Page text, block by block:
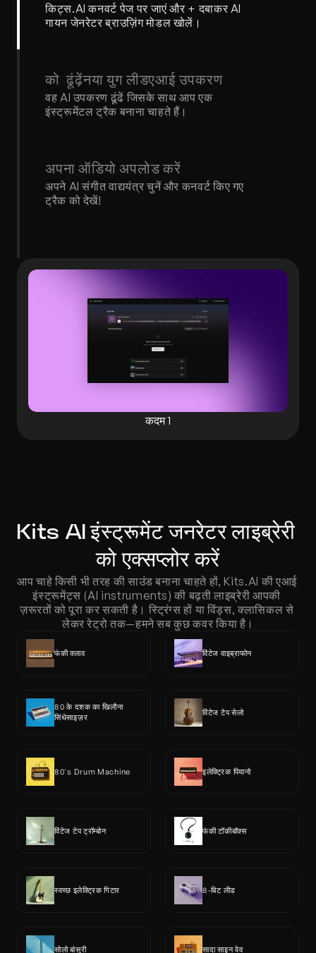
किट्स.AI कनवर्ट पेज पर जाएं और + दबाकर AI
गायन जेनरेटर ब्राउज़िंग मोडल खोलें।
को  ढूंढ़ेंनया युग लीडएआई उपकरण
वह AI उपकरण ढूंढें जिसके साथ आप एक
इंस्ट्रूमेंटल ट्रैक बनाना चाहते हैं।
अपना ऑडियो अपलोड करें
अपने AI संगीत वाद्ययंत्र चुनें और कनवर्ट किए गए
ट्रैक को देखें!
कदम 1
Kits AI इंस्ट्रूमेंट जनरेटर लाइब्रेरी
को एक्सप्लोर करें
आप चाहे किसी भी तरह की साउंड बनाना चाहते हों, Kits.AI की एआई
इंस्ट्रूमेंट्स (AI instruments) की बढ़ती लाइब्रेरी आपकी
ज़रूरतों को पूरा कर सकती है। स्ट्रिंग्स हों या विंड्स, क्लासिकल से
लेकर रेट्रो तक—हमने सब कुछ कवर किया है।
फंकी क्लाव विंटेज वाइब्राफोन
80 के दशक का खिलौना
सिंथेसाइज़र
विंटेज टेप सेलो
80's Drum Machine इलेक्ट्रिक पियानो
विंटेज टेप ट्रॉम्बोन फंकी टॉकीबॉक्स
स्वच्छ इलेक्ट्रिक गिटार 8-बिट लीड
सोलो बांसुरी सादा साइन वेव